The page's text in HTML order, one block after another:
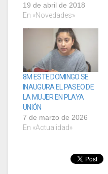
mas de 70 talleres
creados como
de reflexión sobre
temas que repercuten
fuertemente en el rol de
la mujer en la sociedad.
El multitudinario
encuentro nacional…
19 de abril de 2018
En «Novedades»
8M ESTE DOMINGO SE
INAUGURA EL PASEO DE
LA MUJER EN PLAYA
UNIÓN
7 de marzo de 2026
En «Actualidad»